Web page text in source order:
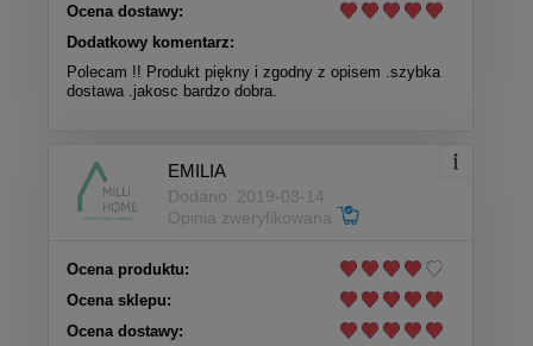
Ocena dostawy:
Dodatkowy komentarz:
Polecam !! Produkt piękny i zgodny z opisem .szybka
dostawa .jakosc bardzo dobra.
EMILIA
Dodano: 2019-03-14
Opinia zweryfikowana
Ocena produktu:
Ocena sklepu:
Ocena dostawy: